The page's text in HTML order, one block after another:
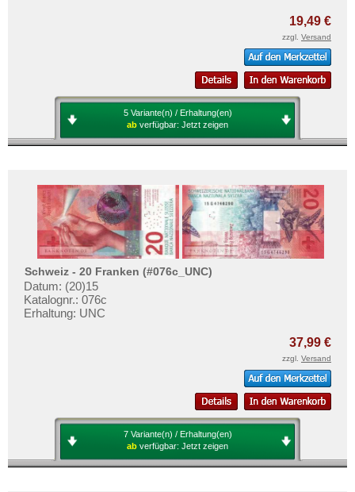
19,49 €
zzgl. Versand
5 Variante(n) / Erhaltung(en)
ab verfügbar: Jetzt zeigen
Schweiz - 20 Franken (#076c_UNC)
Datum: (20)15
Katalognr.: 076c
Erhaltung: UNC
37,99 €
zzgl. Versand
7 Variante(n) / Erhaltung(en)
ab verfügbar: Jetzt zeigen